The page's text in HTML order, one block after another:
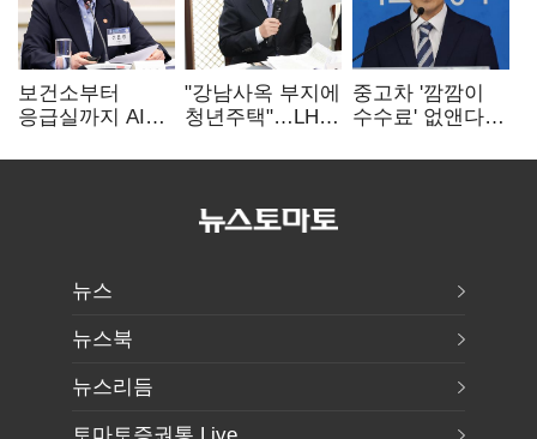
보건소부터
응급실까지 AI
혁신 본격화
"강남사옥 부지에
청년주택"…LH도
중고차 '깜깜이
수수료' 없앤다…
생기면 환불
뉴스
뉴스북
뉴스리듬